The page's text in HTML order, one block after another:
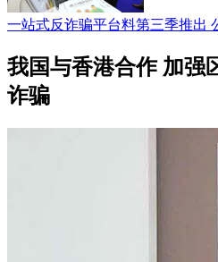
一站式反诈骗平台料第三季推出
我国与香港合作 加强
诈骗